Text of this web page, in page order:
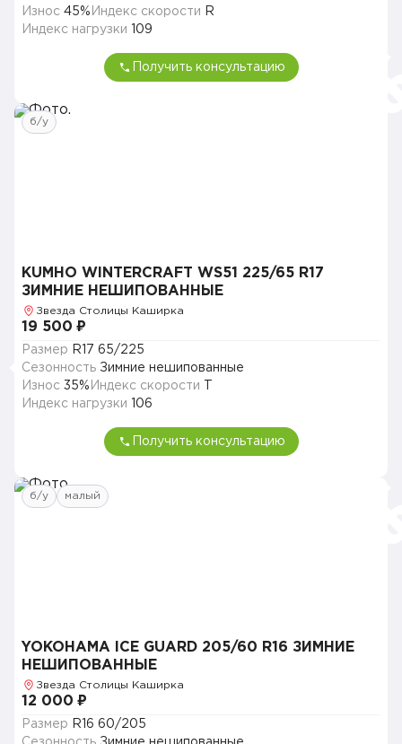
Износ 45% Индекс скорости
R
Индекс нагрузки
109
Получить консультацию
б/у
KUMHO WINTERCRAFT WS51 225/65 R17
ЗИМНИЕ НЕШИПОВАННЫЕ
Звезда Столицы Каширка
19 500 ₽
Размер
R17 65/225
Сезонность Зимние нешипованные
Износ 35% Индекс скорости
Индекс нагрузки
106
Получить консультацию
б/у малый
YOKOHAMA ICE GUARD 205/60 R16 ЗИМНИЕ
НЕШИПОВАННЫЕ
Звезда Столицы Каширка
12 000 ₽
Размер
R16 60/205